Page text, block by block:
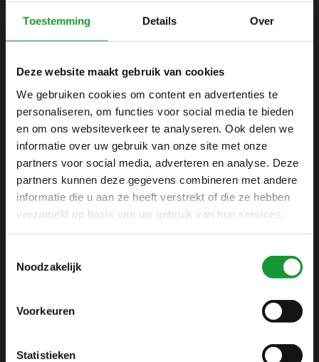
Toestemming Details Over
Deze website maakt gebruik van cookies
We gebruiken cookies om content en advertenties te
personaliseren, om functies voor social media te bieden
en om ons websiteverkeer te analyseren. Ook delen we
informatie over uw gebruik van onze site met onze
partners voor social media, adverteren en analyse. Deze
partners kunnen deze gegevens combineren met andere
informatie die u aan ze heeft verstrekt of die ze hebben
verzameld op basis van uw gebruik van hun services.
Noodzakelijk
Voorkeuren
Statistieken
SHIRTSUPPLIER.NL
Webshop voor mannen
Zijlijnstraat 24
1433 DC
+31 6 42 52 32 80
+31 6 42 52 32 80